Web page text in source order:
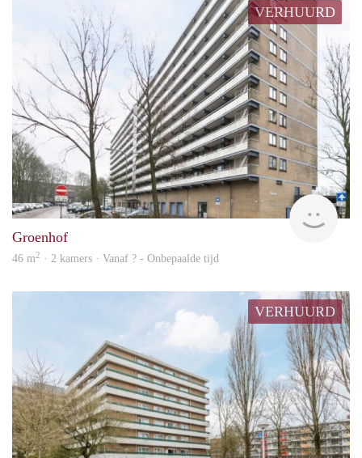
VERHUURD
rent
Groenhof
46 m2 · 2 kamers · Vanaf ? - Onbepaalde tijd
VERHUURD